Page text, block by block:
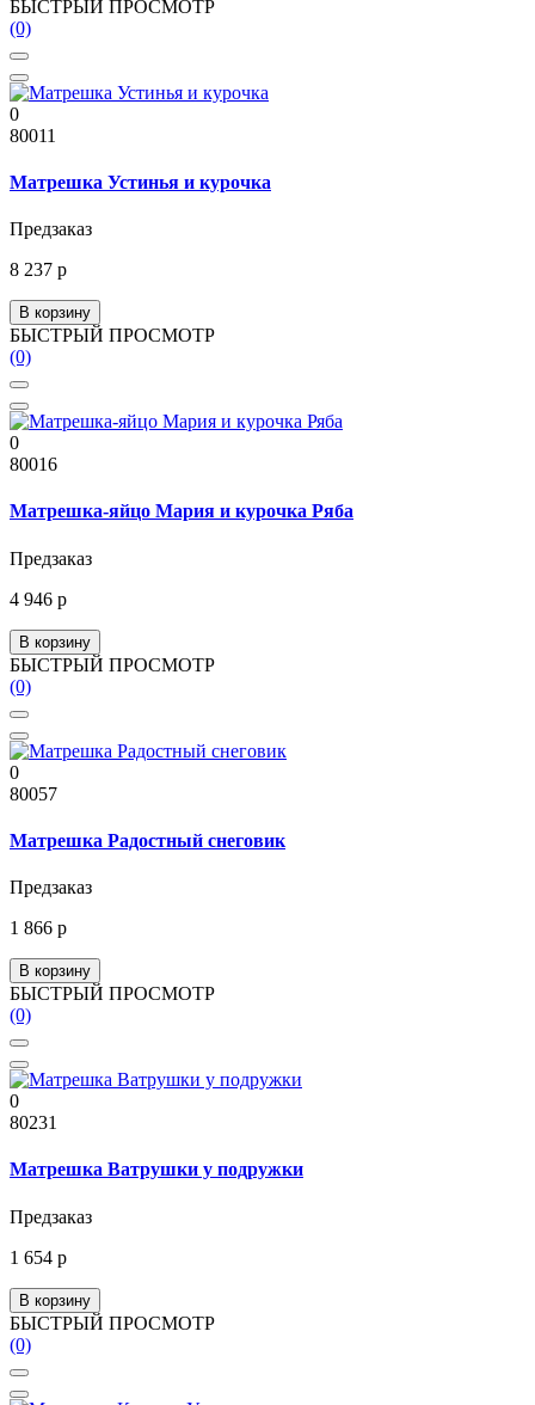
БЫСТРЫЙ ПРОСМОТР
(0)
0
80011
Матрешка Устинья и курочка
Предзаказ
8 237 р
В корзину
БЫСТРЫЙ ПРОСМОТР
(0)
0
80016
Матрешка-яйцо Мария и курочка Ряба
Предзаказ
4 946 р
В корзину
БЫСТРЫЙ ПРОСМОТР
(0)
0
80057
Матрешка Радостный снеговик
Предзаказ
1 866 р
В корзину
БЫСТРЫЙ ПРОСМОТР
(0)
0
80231
Матрешка Ватрушки у подружки
Предзаказ
1 654 р
В корзину
БЫСТРЫЙ ПРОСМОТР
(0)